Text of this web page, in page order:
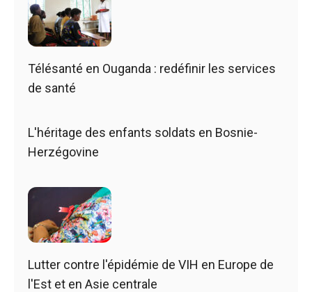
Télésanté en Ouganda : redéfinir les services
de santé
L'héritage des enfants soldats en Bosnie-
Herzégovine
Lutter contre l'épidémie de VIH en Europe de
l'Est et en Asie centrale